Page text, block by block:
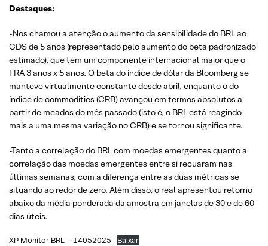
Destaques:
-Nos chamou a atenção o aumento da sensibilidade do BRL ao
CDS de 5 anos (representado pelo aumento do beta padronizado
estimado), que tem um componente internacional maior que o
FRA 3 anos x 5 anos. O beta do índice de dólar da Bloomberg se
manteve virtualmente constante desde abril, enquanto o do
índice de commodities (CRB) avançou em termos absolutos a
partir de meados do mês passado (isto é, o BRL está reagindo
mais a uma mesma variação no CRB) e se tornou significante.
-Tanto a correlação do BRL com moedas emergentes quanto a
correlação das moedas emergentes entre si recuaram nas
últimas semanas, com a diferença entre as duas métricas se
situando ao redor de zero. Além disso, o real apresentou retorno
abaixo da média ponderada da amostra em janelas de 30 e de 60
dias úteis.
XP Monitor BRL – 14052025 Baixar